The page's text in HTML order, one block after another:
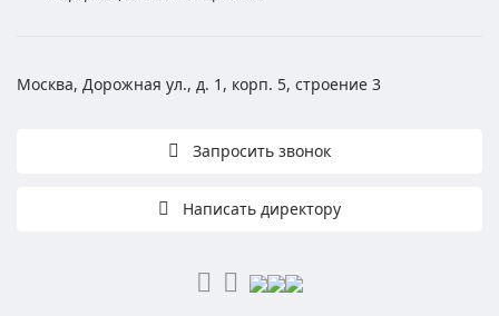
Москва, Дорожная ул., д. 1, корп. 5, строение 3
Запросить звонок
Написать директору